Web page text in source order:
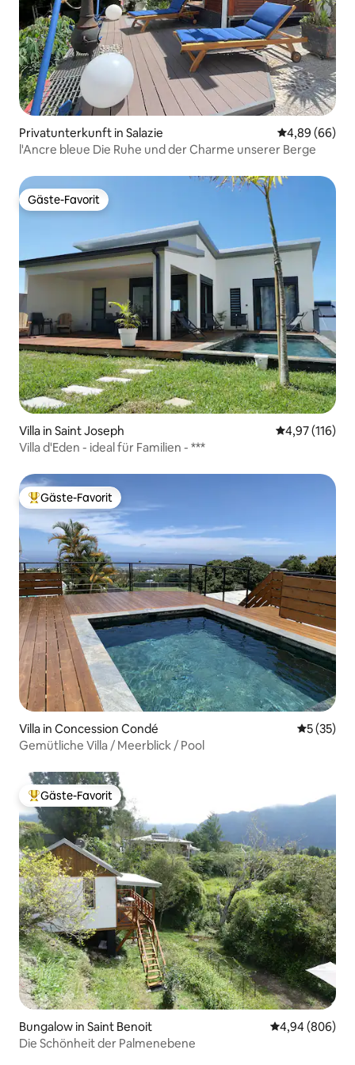
Privatunterkunft in Salazie
4,89 (66)
l'Ancre bleue Die Ruhe und der Charme unserer Berge
Gäste-Favorit
Gäste-Favorit
Villa in Saint Joseph
4,97 (116)
Villa d'Eden - ideal für Familien - ***
Beliebter Gäste-Favorit.
Gäste-Favorit
Villa in Concession Condé
5 (35)
Gemütliche Villa / Meerblick / Pool
Beliebter Gäste-Favorit.
Gäste-Favorit
Bungalow in Saint Benoit
4,94 (806)
Die Schönheit der Palmenebene